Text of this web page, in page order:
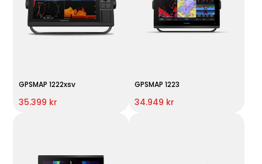
GPSMAP 1222xsv
35.399 kr
GPSMAP 1223
34.949 kr